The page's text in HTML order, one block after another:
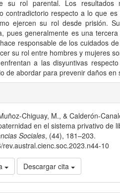
su rol parental. Los resultados
contradictorio respecto a lo que
ejercen su rol desde prisión.
pues generalmente es una
responsable de los cuidados
su rol entre hombres y mujeres
a las disyuntivas
de abordar para prevenir daños en
Chiguay, M., & Calderón-
en el sistema privativo de
Sociales, (44), 181–203.
10
Descargar cita